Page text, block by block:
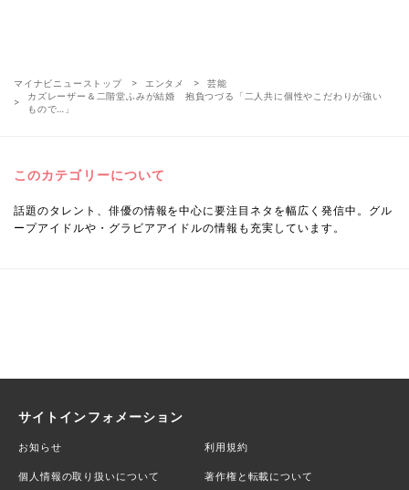
マイナビニューストップ エンタメ
芸能
カズレーザー＆二階堂ふみが結婚 抱負つづる「二人共に個性やこだわりが強い
もので…」
このカテゴリーについて
話題のタレント、俳優の情報を中心に要注目ネタを幅広く発信中。グル
ープアイドルや・グラビアアイドルの情報も充実しています。
サイトインフォメーション
お知らせ 利用規約
個人情報の取り扱いについて 著作権と転載について